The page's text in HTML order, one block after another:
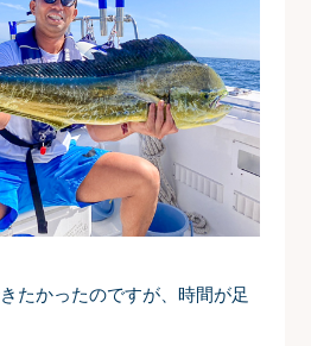
たかったのですが、時間が足